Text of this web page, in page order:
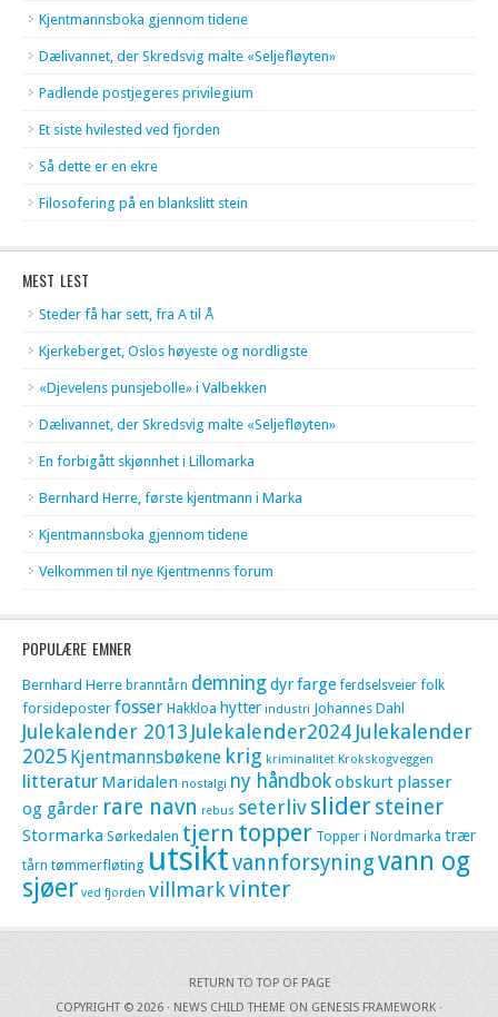
Kjentmannsboka gjennom tidene
Dælivannet, der Skredsvig malte «Seljefløyten»
Padlende postjegeres privilegium
Et siste hvilested ved fjorden
Så dette er en ekre
Filosofering på en blankslitt stein
MEST LEST
Steder få har sett, fra A til Å
Kjerkeberget, Oslos høyeste og nordligste
«Djevelens punsjebolle» i Valbekken
Dælivannet, der Skredsvig malte «Seljefløyten»
En forbigått skjønnhet i Lillomarka
Bernhard Herre, første kjentmann i Marka
Kjentmannsboka gjennom tidene
Velkommen til nye Kjentmenns forum
POPULÆRE EMNER
Bernhard Herre branntårn demningdyrfarge ferdselsveier folk
forsideposter fosser Hakkloa hytter industri Johannes Dahl
Julekalender 2013 Julekalender2024 Julekalender
2025 Kjentmannsbøkene krig kriminalitet Krokskogveggen
litteratur Maridalen nostalgi ny håndbokobskurt plasser
og gårder rare navn rebus seterlivslidersteiner
Stormarka Sørkedalen tjern topper Topper i Nordmarka trær
tårn tømmerfløting utsiktvannforsyningvann og
sjøer ved fjorden villmarkvinter
RETURN TO TOP OF PAGE
COPYRIGHT © 2026 · NEWS CHILD THEME ON GENESIS FRAMEWORK ·